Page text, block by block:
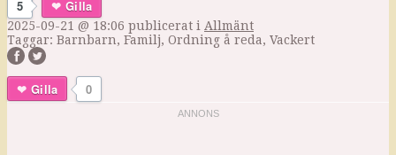
5 Gilla
2025-09-21 @ 18:06 publicerat i Allmänt
Taggar: Barnbarn, Familj, Ordning å reda, Vackert
0
Gilla